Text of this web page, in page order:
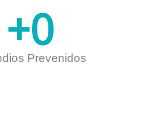
Prevenidos
+0